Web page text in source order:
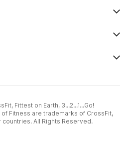
Fittest on Earth, 3...2...1...Go!
Fitness are trademarks of CrossFit,
countries. All Rights Reserved.